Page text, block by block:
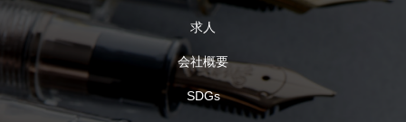
求人
会社概要
SDGs